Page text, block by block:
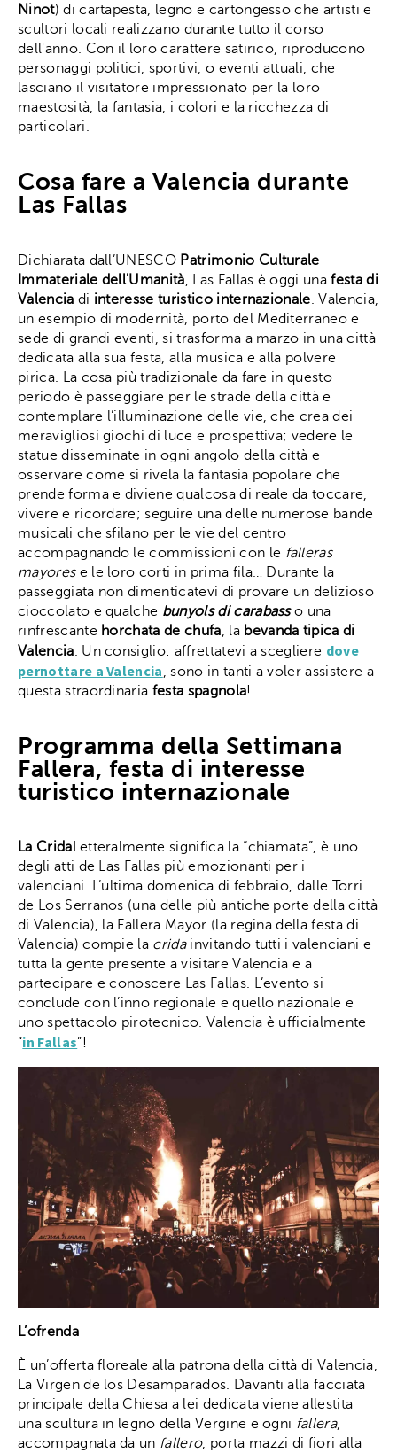
Ninot) di cartapesta, legno e cartongesso che artisti e
scultori locali realizzano durante tutto il corso
dell'anno. Con il loro carattere satirico, riproducono
personaggi politici, sportivi, o eventi attuali, che
lasciano il visitatore impressionato per la loro
maestosità, la fantasia, i colori e la ricchezza di
particolari.
Cosa fare a Valencia durante
Las Fallas
Dichiarata dall’UNESCO Patrimonio Culturale
Immateriale dell'Umanità , Las Fallas è oggi unafesta di
Valencia di interesse turistico internazionale . Valencia,
un esempio di modernità, porto del Mediterraneo e
sede di grandi eventi, si trasforma a marzo in una città
dedicata alla sua festa, alla musica e alla polvere
pirica. La cosa più tradizionale da fare in questo
periodo è passeggiare per le strade della città e
contemplare l’illuminazione delle vie, che crea dei
meravigliosi giochi di luce e prospettiva; vedere le
statue disseminate in ogni angolo della città e
osservare come si rivela la fantasia popolare che
prende forma e diviene qualcosa di reale da toccare,
vivere e ricordare; seguire una delle numerose bande
musicali che sfilano per le vie del centro
accompagnando le commissioni con le falleras
mayorese le loro corti in prima fila… Durante la
passeggiata non dimenticatevi di provare un delizioso
cioccolato e qualche bunyols di carabasso una
rinfrescante horchata de chufa , la bevanda tipica di
Valencia . Un consiglio: affrettatevi a scegliere dove
pernottare a Valencia , sono in tanti a voler assistere a
questa straordinaria festa spagnola!
Programma della Settimana
Fallera, festa di interesse
turistico internazionale
La CridaLetteralmente significa la “chiamata”, è uno
degli atti de Las Fallas più emozionanti per i
valenciani. L’ultima domenica di febbraio, dalle Torri
de Los Serranos (una delle più antiche porte della città
di Valencia), la Fallera Mayor (la regina della festa di
Valencia) compie la cridainvitando tutti i valenciani e
tutta la gente presente a visitare Valencia e a
partecipare e conoscere Las Fallas. L’evento si
conclude con l’inno regionale e quello nazionale e
uno spettacolo pirotecnico. Valencia è ufficialmente
“in Fallas”!
L’ofrenda
È un’offerta floreale alla patrona della città di Valencia,
La Virgen de los Desamparados. Davanti alla facciata
principale della Chiesa a lei dedicata viene allestita
una scultura in legno della Vergine e ogni fallera,
accompagnata da un fallero, porta mazzi di fiori alla